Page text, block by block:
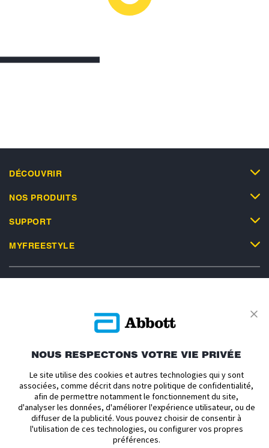
DÉCOUVRIR
NOS PRODUITS
SUPPORT
MYFREESTYLE
Politique en matière de vie privée
Conditions d'utilisation
Politique relative aux cookies
Déclaration d'accessibilité
Avis relatif au règlement sur les données
ADC-2693205 v1.0 Copyright © 2026 Abbott. Le boîtier du capteur,
FreeStyle, Libre, et les marques commerciales associées sont des marques
d’Abbott. mylife et YpsoPump sont des marques déposées de Ypsomed AG.
CamAPS et une marque déposée de Camdiab Ltd. Le capteur FreeStyle
Libre 3 Plus est autorisé à fonctionner avec le système d'administration
NOUS RESPECTONS VOTRE VIE PRIVÉE
Le site utilise des cookies et autres technologies qui y sont
associées, comme décrit dans notre politique de confidentialité,
afin de permettre notamment le fonctionnement du site,
d'analyser les données, d'améliorer l'expérience utilisateur, ou de
diffuser de la publicité. Vous pouvez choisir de consentir à
l'utilisation de ces technologies, ou configurer vos propres
préférences.